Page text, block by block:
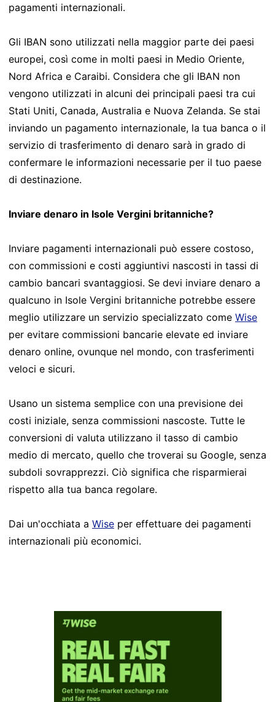
pagamenti internazionali.
Gli IBAN sono utilizzati nella maggior parte dei paesi
europei, così come in molti paesi in Medio Oriente,
Nord Africa e Caraibi. Considera che gli IBAN non
vengono utilizzati in alcuni dei principali paesi tra cui
Stati Uniti, Canada, Australia e Nuova Zelanda. Se stai
inviando un pagamento internazionale, la tua banca o il
servizio di trasferimento di denaro sarà in grado di
confermare le informazioni necessarie per il tuo paese
di destinazione.
Inviare denaro in Isole Vergini britanniche?
Inviare pagamenti internazionali può essere costoso,
con commissioni e costi aggiuntivi nascosti in tassi di
cambio bancari svantaggiosi. Se devi inviare denaro a
qualcuno in Isole Vergini britanniche potrebbe essere
meglio utilizzare un servizio specializzato come Wise
per evitare commissioni bancarie elevate ed inviare
denaro online, ovunque nel mondo, con trasferimenti
veloci e sicuri.
Usano un sistema semplice con una previsione dei
costi iniziale, senza commissioni nascoste. Tutte le
conversioni di valuta utilizzano il tasso di cambio
medio di mercato, quello che troverai su Google, senza
subdoli sovrapprezzi. Ciò significa che risparmierai
rispetto alla tua banca regolare.
Dai un'occhiata a Wise per effettuare dei pagamenti
internazionali più economici.